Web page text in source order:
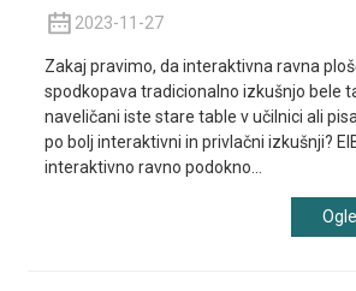
2023-11-27
Zakaj pravimo, da interaktivna ravna
spodkopava tradicionalno izkušnjo bele
naveličani iste stare table v učilnici ali
po bolj interaktivni in privlačni izkušnji?
interaktivno ravno podokno...